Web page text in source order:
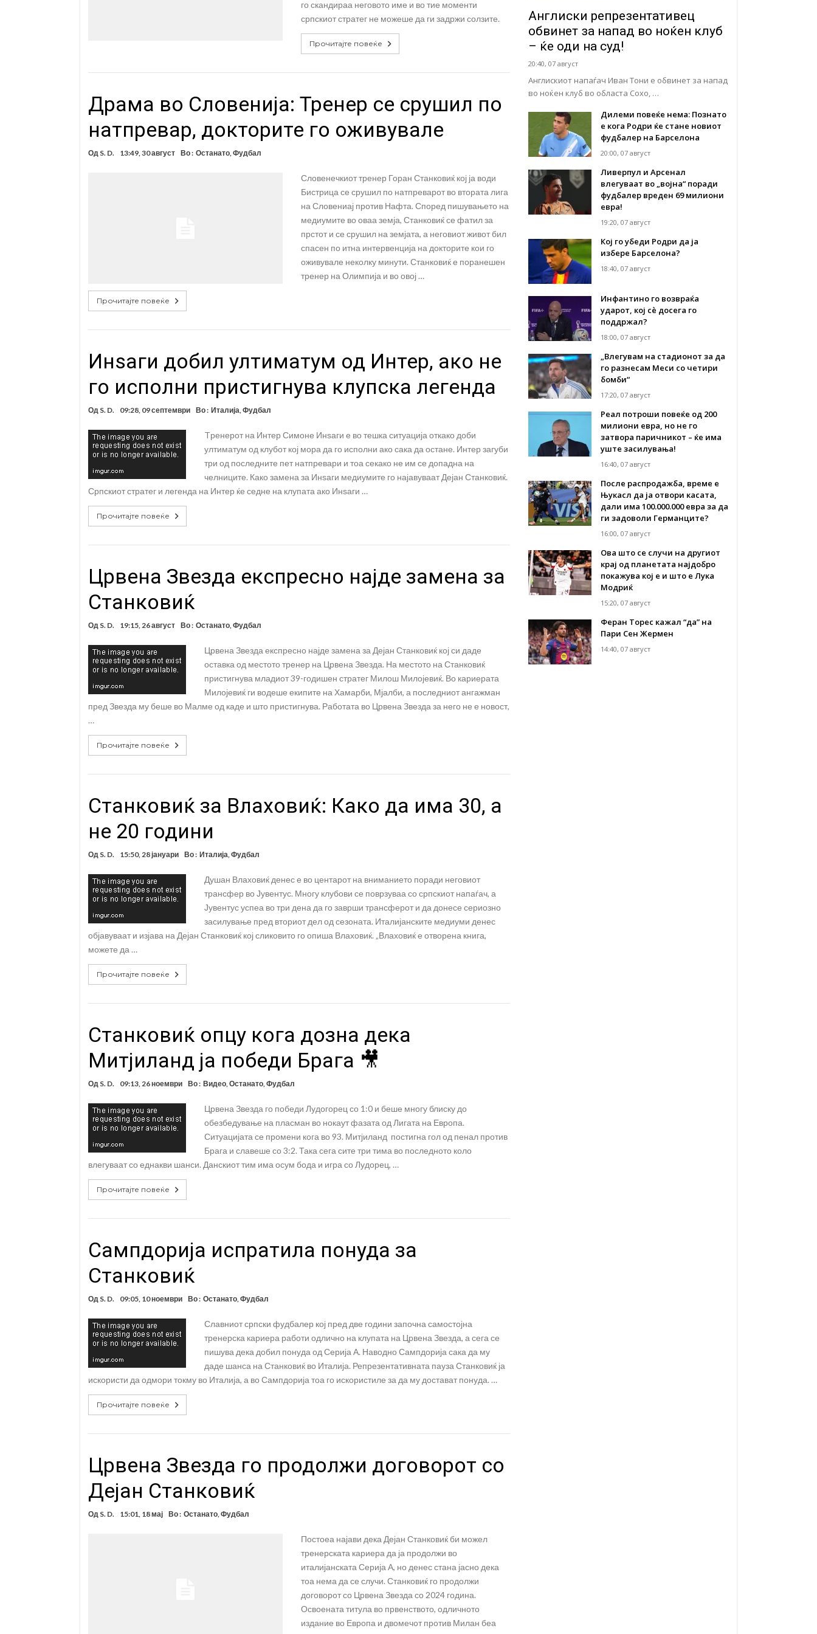
го скандираа неговото име и во тие моменти
српскиот стратег не можеше да ги задржи солзите.
Прочитајте повеќе
Драма во Словенија: Тренер се срушил по
натпревар, докторите го оживувале
Од S. D. 13:49, 30 август Во : Останато, Фудбал
Словенечкиот тренер Горан Станковиќ кој ја води
Бистрица се срушил по натпреварот во втората лига
на Словениај против Нафта. Според пишувањето на
медиумите во оваа земја, Станковиќ се фатил за
прстот и се срушил на земјата, а неговиот живот бил
спасен по итна интервенција на докторите кои го
оживувале неколку минути. Станковиќ е поранешен
тренер на Олимпија и во овој …
Прочитајте повеќе
Инѕаги добил ултиматум од Интер, ако не
го исполни пристигнува клупска легенда
Од S. D. 09:28, 09 септември Во : Италија Фудбал
Tренерот на Интер Симоне Инѕаги е во тешка ситуација откако доби
ултиматум од клубот кој мора да го исполни ако сака да остане. Интер загуби
три од последните пет натпревари и тоа секако не им се допадна на
челниците. Како замена за Инѕаги медиумите го најавуваат Дејан Станковиќ.
Српскиот стратег и легенда на Интер ќе седне на клупата ако Инѕаги …
Прочитајте повеќе
Црвена Звезда експресно најде замена за
Станковиќ
Од S. D. 19:15, 26 август Во : Останато, Фудбал
Црвена Звезда експресно најде замена за Дејан Станковиќ кој си даде
оставка од местото тренер на Црвена Звезда. На местото на Станковиќ
пристигнува младиот 39-годишен стратег Милош Милојевиќ. Во кариерата
Милојевиќ ги водеше екипите на Хамарби, Мјалби, а последниот ангажман
пред Звезда му беше во Малме од каде и што пристигнува. Работата во Црвена Звезда за него не е новост,
…
Прочитајте повеќе
Станковиќ за Влаховиќ: Како да има 30, а
не 20 години
Од S. D. 15:50, 28 јануари Во : Италија Фудбал
Душан Влаховиќ денес е во центарот на вниманието поради неговиот
трансфер во Јувентус. Многу клубови се поврзуваа со српскиот напаѓач, а
Јувентус успеа во три дена да го заврши трансферот и да донесе сериозно
засилување пред вториот дел од сезоната. Италијанските медиуми денес
објавуваат и изјава на Дејан Станковиќ кој сликовито го опиша Влаховиќ. „Влаховиќ е отворена книга,
можете да …
Прочитајте повеќе
Станковиќ опцу кога дозна дека
Митјиланд ја победи Брага 🎥
Од S. D. 09:13, 26 ноември Во : Видео, Останато, Фудбал
Црвена Звезда го победи Лудогорец со 1:0 и беше многу блиску до
обезбедување на пласман во нокаут фазата од Лигата на Европа.
Ситуацијата се промени кога во 93. Митјиланд постигна гол од пенал против
Брага и славеше со 3:2. Така сега сите три тима во последното коло
влегуваат со еднакви шанси. Данскиот тим има осум бода и игра со Лудорец, …
Прочитајте повеќе
Сампдорија испратила понуда за
Станковиќ
Од S. D. 09:05, 10 ноември Во : Останато, Фудбал
Славниот српски фудбалер кој пред две години започна самостојна
тренерска кариера работи одлично на клупата на Црвена Звезда, а сега се
пишува дека добил понуда од Серија А. Наводно Сампдорија сака да му
даде шанса на Станковиќ во Италија. Репрезентативната пауза Станковиќ ја
искористи да одмори токму во Италија, а во Сампдорија тоа го искористиле за да му достават понуда. …
Прочитајте повеќе
Црвена Звезда го продолжи договорот со
Дејан Станковиќ
Од S. D. 15:01, 18 мај Во : Останато, Фудбал
Постоеа најави дека Дејан Станковиќ би можел
тренерската кариера да ја продолжи во
италијанската Серија А, но денес стана јасно дека
тоа нема да се случи. Станковиќ го продолжи
договорот со Црвена Звезда со 2024 година.
Освоената титула во првенството, одличното
издание во Европа и двомечот против Милан беа
Англиски репрезентативец
обвинет за напад во ноќен клуб
– ќе оди на суд!
20:40, 07 август
Англискиот напаѓач Иван Тони е обвинет за напад
во ноќен клуб во областа Сохо, …
Дилеми повеќе нема: Познато
е кога Родри ќе стане новиот
фудбалер на Барселона
20:00, 07 август
Ливерпул и Арсенал
влегуваат во „војна“ поради
фудбалер вреден 69 милиони
евра!
19:20, 07 август
Кој го убеди Родри да ја
избере Барселона?
18:40, 07 август
Инфантино го возвраќа
ударот, кој сè досега го
поддржал?
18:00, 07 август
„Влегувам на стадионот за да
го разнесам Меси со четири
бомби“
17:20, 07 август
Реал потроши повеќе од 200
милиони евра, но не го
затвора паричникот – ќе има
уште засилувања!
16:40, 07 август
После распродажба, време е
Њукасл да ја отвори касата,
дали има 100.000.000 евра за да
ги задоволи Германците?
16:00, 07 август
Ова што се случи на другиот
крај од планетата најдобро
покажува кој е и што е Лука
Модриќ
15:20, 07 август
Феран Торес кажал “да” на
Пари Сен Жермен
14:40, 07 август